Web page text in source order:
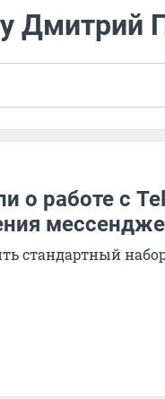
Дмитрий
о работе с
стандартный